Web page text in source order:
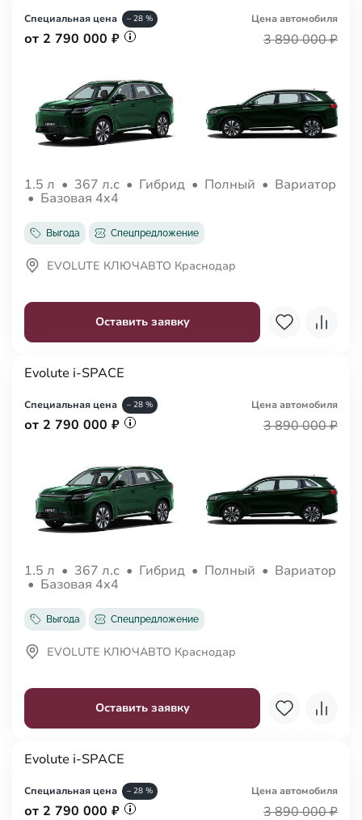
Специальная цена – 28 %
от 2 790 000 ₽
Цена автомобиля
3 890 000 ₽
1.5 л • 367 л.с • Гибрид • Полный • Вариатор
• Базовая 4x4
Выгода Спецпредложение
Оставить заявку
EVOLUTE КЛЮЧАВТО Краснодар
Evolute i-SPACE
Специальная цена – 28 %
от 2 790 000 ₽
Цена автомобиля
3 890 000 ₽
1.5 л • 367 л.с • Гибрид • Полный • Вариатор
• Базовая 4x4
Выгода Спецпредложение
Оставить заявку
EVOLUTE КЛЮЧАВТО Краснодар
Evolute i-SPACE
Специальная цена – 28 %
от 2 790 000 ₽
Цена автомобиля
3 890 000 ₽